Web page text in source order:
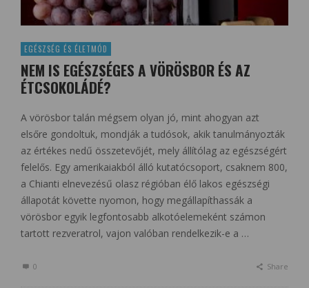
EGÉSZSÉG ÉS ÉLETMÓD
NEM IS EGÉSZSÉGES A VÖRÖSBOR ÉS AZ
ÉTCSOKOLÁDÉ?
A vörösbor talán mégsem olyan jó, mint ahogyan azt
elsőre gondoltuk, mondják a tudósok, akik tanulmányozták
az értékes nedű összetevőjét, mely állítólag az egészségért
felelős. Egy amerikaiakból álló kutatócsoport, csaknem 800,
a Chianti elnevezésű olasz régióban élő lakos egészségi
állapotát követte nyomon, hogy megállapíthassák a
vörösbor egyik legfontosabb alkotóelemeként számon
tartott rezveratrol, vajon valóban rendelkezik-e a …
0 Share